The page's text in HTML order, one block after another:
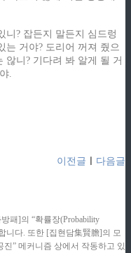
니? 잡든지 말든지 심드렁
는 거야? 도리어 꺼져 줬으
않니? 기다려 봐 알게 될 거
.
이전글 다음글
패]의 “확률장(Probability
니다. 또한 [집현담集賢膽]의 모
” 메커니즘 상에서 작동하고 있